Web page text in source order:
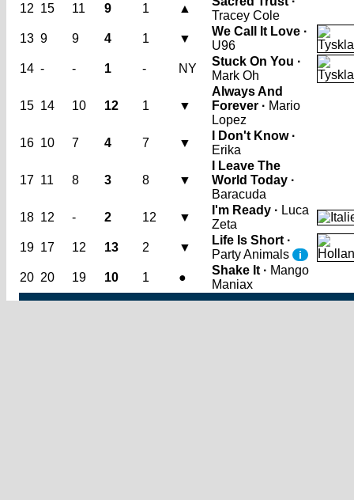
12 15 11 9 1 ▲
Tracey Cole
13 9 9 4 1 ▼
We Call It Love ·
U96
14 - - 1 - NY
Stuck On You ·
Mark Oh
15 14 10 12 1 ▼
Always And
Forever · Mario
Lopez
16 10 7 4 7 ▼
I Don't Know ·
Erika
17 11 8 3 8 ▼
I Leave The
World Today ·
Baracuda
18 12 - 2 12 ▼
I'm Ready · Luca
Zeta
19 17 12 13 2 ▼
Life Is Short ·
Party Animals
i
20 20 19 10 1 ●
Shake It · Mango
Maniax